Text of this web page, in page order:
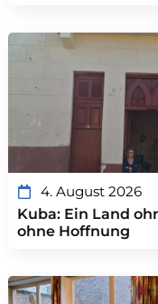
4. August 2026
Kuba: Ein Land
ohne Hoffnung